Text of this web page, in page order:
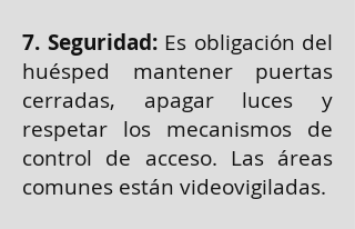
7. Seguridad:Es obligación del
huésped mantener puertas
cerradas, apagar luces y
respetar los mecanismos de
control de acceso. Las áreas
comunes están videovigiladas.